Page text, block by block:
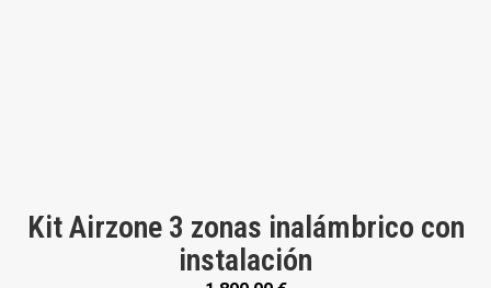
Kit Airzone 3 zonas inalámbrico con
instalación